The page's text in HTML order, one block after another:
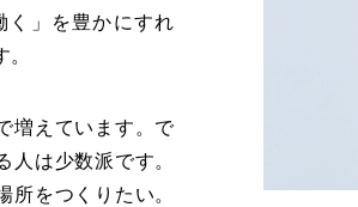
く」を豊かにすれ
増えています。で
人は少数派です。
所をつくりたい。